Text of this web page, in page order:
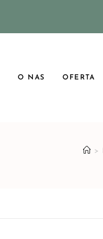
O NAS OFERTA
>